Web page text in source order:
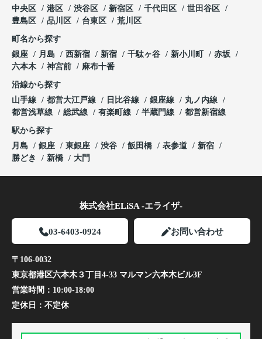
中央区
港区 渋谷区 新宿区 千代田区
世田谷区
豊島区
品川区 台東区 荒川区
町名から探す
銀座
月島 西新宿 新宿 千駄ヶ谷 新小川町
赤坂
六本木
神宮前 麻布十番
沿線から探す
山手線
都営大江戸線 日比谷線 銀座線
丸ノ内線
都営浅草線
総武線 有楽町線 半蔵門線 都営新宿線
駅から探す
月島
銀座 東銀座 渋谷 飯田橋 表参道
新宿
勝どき
新橋 大門
株式会社ELiSA -エライザ-
03-6403-0924 お問い合わせ
〒106-0032
東京都港区六本木３丁目4-33 マルマン六本木ビル3F
営業時間： 10:00-18:00
定休日： 不定休